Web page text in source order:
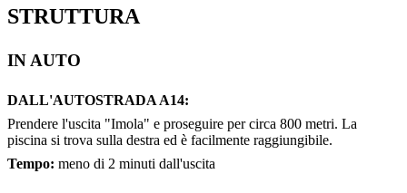
STRUTTURA
IN AUTO
DALL'AUTOSTRADA A14:
Prendere l'uscita "Imola" e proseguire per circa 800 metri. La
piscina si trova sulla destra ed è facilmente raggiungibile.
Tempo: meno di 2 minuti dall'uscita